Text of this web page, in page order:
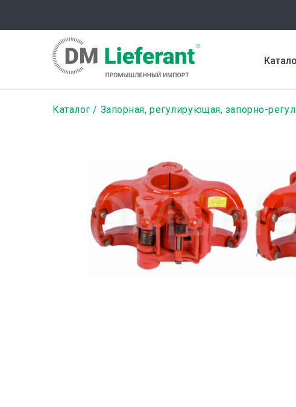
содержанию
Строка
Каталог Запорная, регулирующая, запорно-